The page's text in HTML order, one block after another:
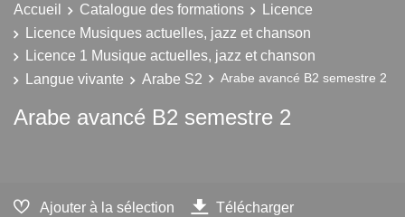
Accueil Catalogue des formations
Licence
Licence Musiques actuelles, jazz et chanson
Licence 1 Musique actuelles, jazz et chanson
Langue vivante
Arabe S2 Arabe avancé B2 semestre 2
Arabe avancé B2 semestre 2
Ajouter à la sélection Télécharger